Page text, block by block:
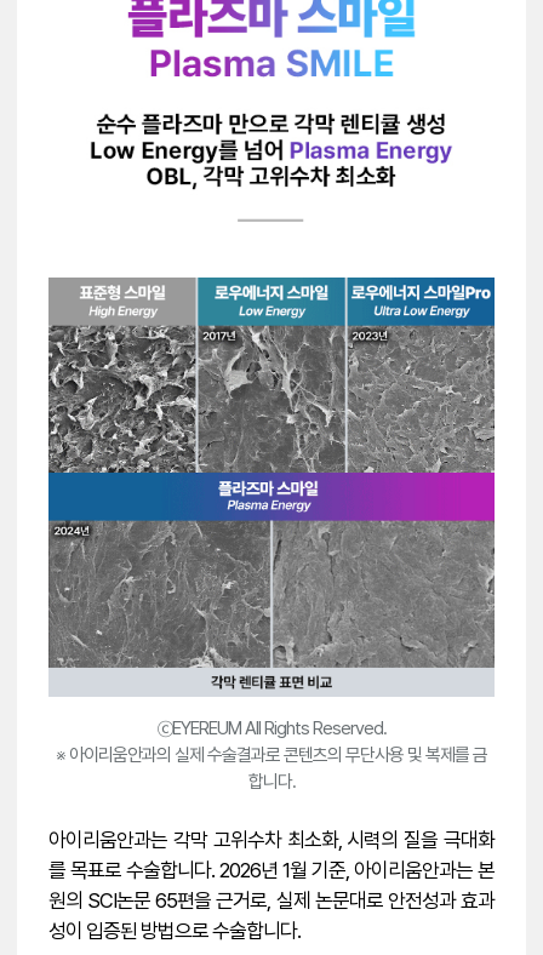
ⓒEYEREUM All Rights Reserved.
※ 아이리움안과의 실제 수술결과로 콘텐츠의 무단사용 및 복제를 금
합니다.
아이리움안과는 각막 고위수차 최소화, 시력의 질을 극대화
를 목표로 수술합니다. 2026년 1월 기준, 아이리움안과는 본
원의 SCI논문 65편을 근거로, 실제 논문대로 안전성과 효과
성이 입증된 방법으로 수술합니다.